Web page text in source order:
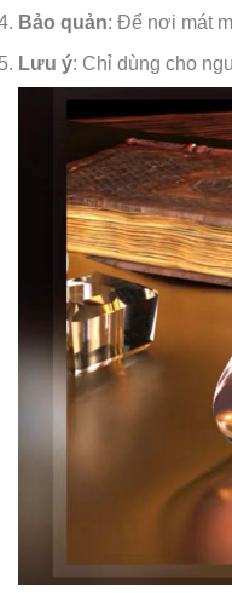
Bảo quản: Để nơi mát
Lưu ý: Chỉ dùng cho